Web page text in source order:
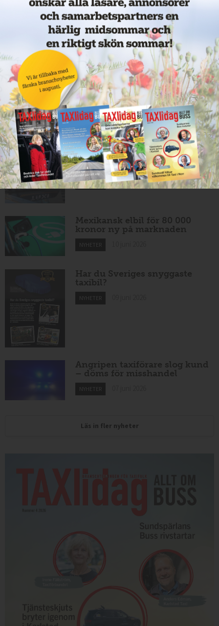
Nytt taxiföretag i Sigtuna
NYHETER 11 juni 2026
Nytt taxibolag i Borlänge
NYHETER 11 juni 2026
Taxibommar fick inte avsedd
effekt vid Lund C
NYHETER 10 juni 2026
Nytt taxibolag i Borlänge
NYHETER 10 juni 2026
Mexikansk elbil för 80 000
kronor ny på marknaden
NYHETER
Har du Sveriges snyggaste
taxibil?
NYHETER
Angripen taxiförare slog kund
– döms för misshandel
NYHETER
Läs in fler nyheter